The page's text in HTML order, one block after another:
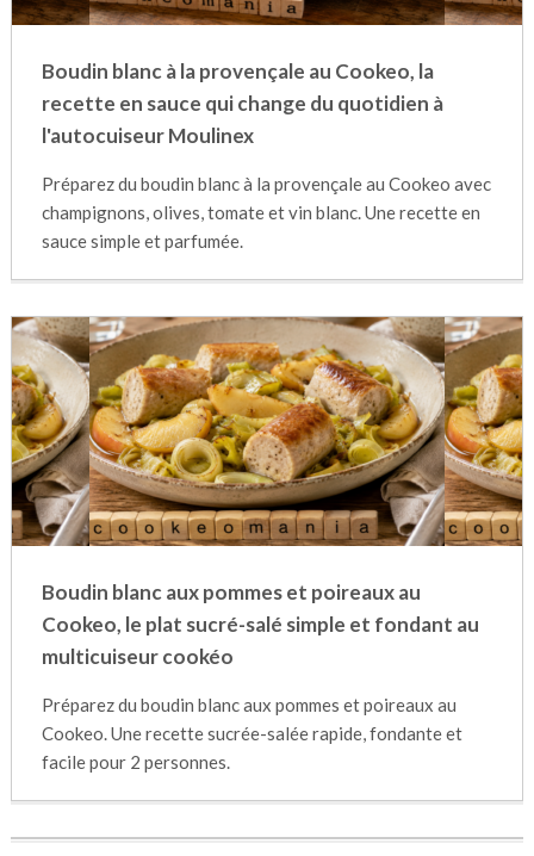
Boudin blanc à la provençale au Cookeo, la
recette en sauce qui change du quotidien à
l'autocuiseur Moulinex
Préparez du boudin blanc à la provençale au Cookeo avec
champignons, olives, tomate et vin blanc. Une recette en
sauce simple et parfumée.
Boudin blanc aux pommes et poireaux au
Cookeo, le plat sucré-salé simple et fondant au
multicuiseur cookéo
Préparez du boudin blanc aux pommes et poireaux au
Cookeo. Une recette sucrée-salée rapide, fondante et
facile pour 2 personnes.